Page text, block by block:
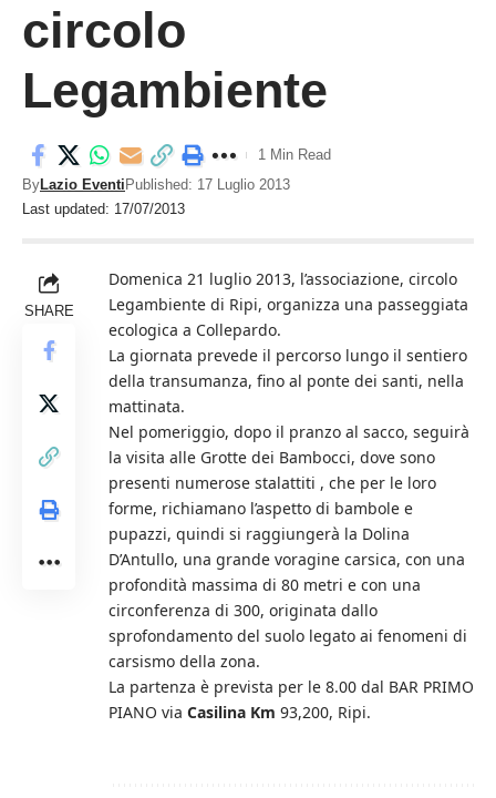
circolo
Legambiente
Last updated: 17/07/2013
ByLazio Eventi Published: 17 Luglio 2013
1 Min Read
SHARE
Domenica 21 luglio 2013, l’associazione, circolo
Legambiente di Ripi, organizza una passeggiata
ecologica a Collepardo.
La giornata prevede il percorso lungo il sentiero
della transumanza, fino al ponte dei santi, nella
mattinata.
Nel pomeriggio, dopo il pranzo al sacco, seguirà
la visita alle Grotte dei Bambocci, dove sono
presenti numerose stalattiti , che per le loro
forme, richiamano l’aspetto di bambole e
pupazzi, quindi si raggiungerà la Dolina
D’Antullo, una grande voragine carsica, con una
profondità massima di 80 metri e con una
circonferenza di 300, originata dallo
sprofondamento del suolo legato ai fenomeni di
carsismo della zona.
La partenza è prevista per le 8.00 dal BAR PRIMO
PIANO via Casilina Km 93,200, Ripi.